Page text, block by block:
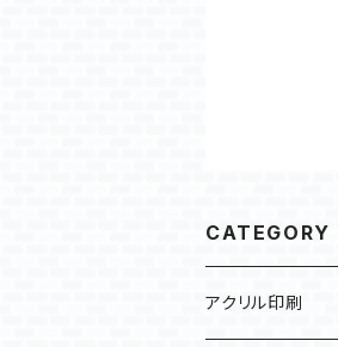
CATEGORY
アクリル印刷